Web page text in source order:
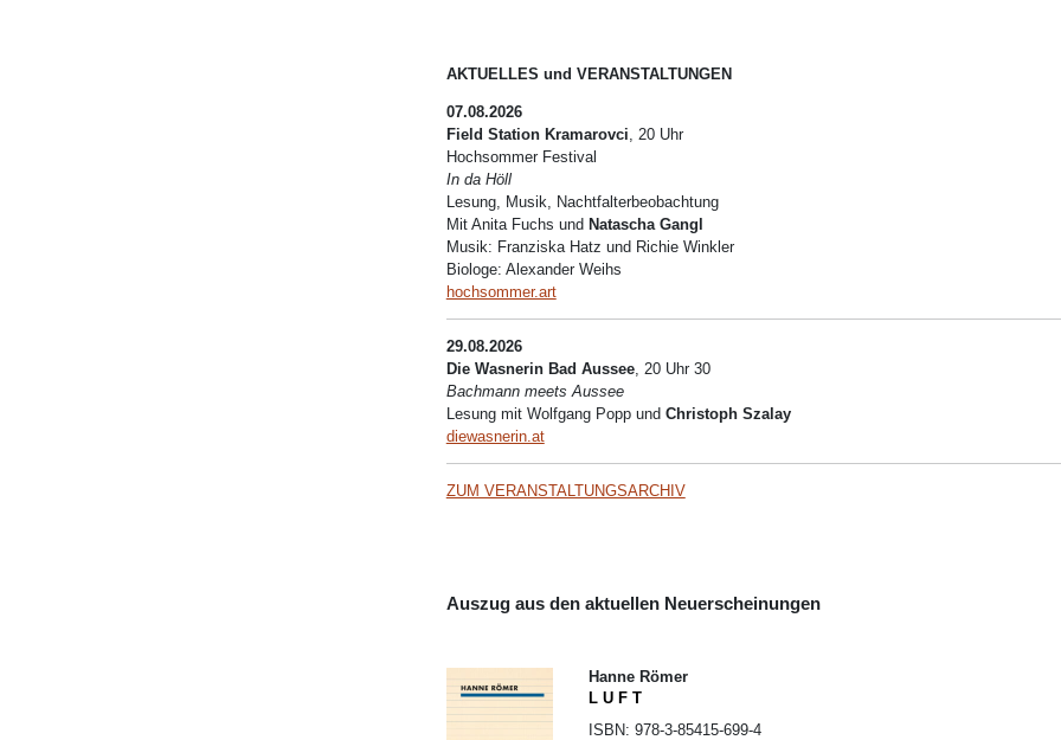
AKTUELLES und VERANSTALTUNGEN
07.08.2026
Field Station Kramarovci, 20 Uhr
Hochsommer Festival
In da Höll
Lesung, Musik, Nachtfalterbeobachtung
Mit Anita Fuchs und Natascha Gangl
Musik: Franziska Hatz und Richie Winkler
Biologe: Alexander Weihs
hochsommer.art
29.08.2026
Die Wasnerin Bad Aussee, 20 Uhr 30
Bachmann meets Aussee
Lesung mit Wolfgang Popp und Christoph Szalay
diewasnerin.at
ZUM VERANSTALTUNGSARCHIV
Auszug aus den aktuellen Neuerscheinungen
Hanne Römer
L U F T
ISBN: 978-3-85415-699-4